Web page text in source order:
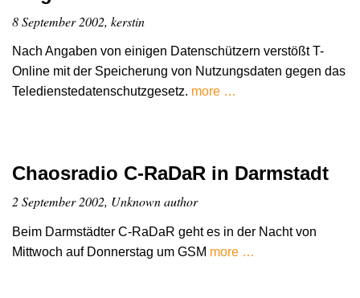
8 September 2002, kerstin
Nach Angaben von einigen Datenschützern verstößt T-
Online mit der Speicherung von Nutzungsdaten gegen das
Teledienstedatenschutzgesetz. more …
Chaosradio C-RaDaR in Darmstadt
2 September 2002, Unknown author
Beim Darmstädter C-RaDaR geht es in der Nacht von
Mittwoch auf Donnerstag um GSM more …